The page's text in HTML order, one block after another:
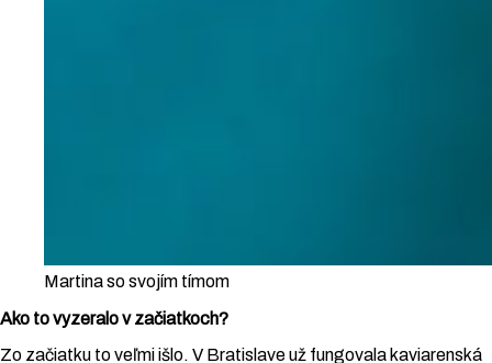
Martina so svojím tímom
Ako to vyzeralo v začiatkoch?
Zo začiatku to veľmi išlo. V Bratislave už fungovala kaviarenská